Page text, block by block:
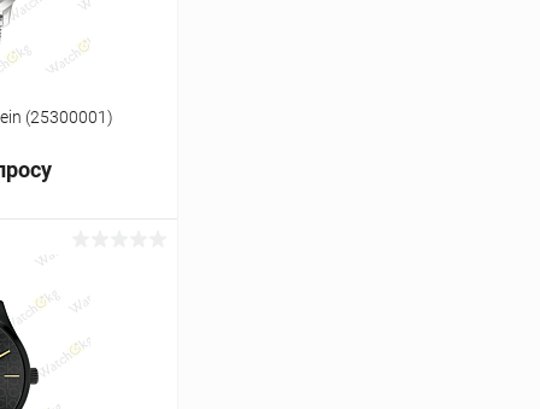
(25300001)
цену
Сравнение
Под заказ